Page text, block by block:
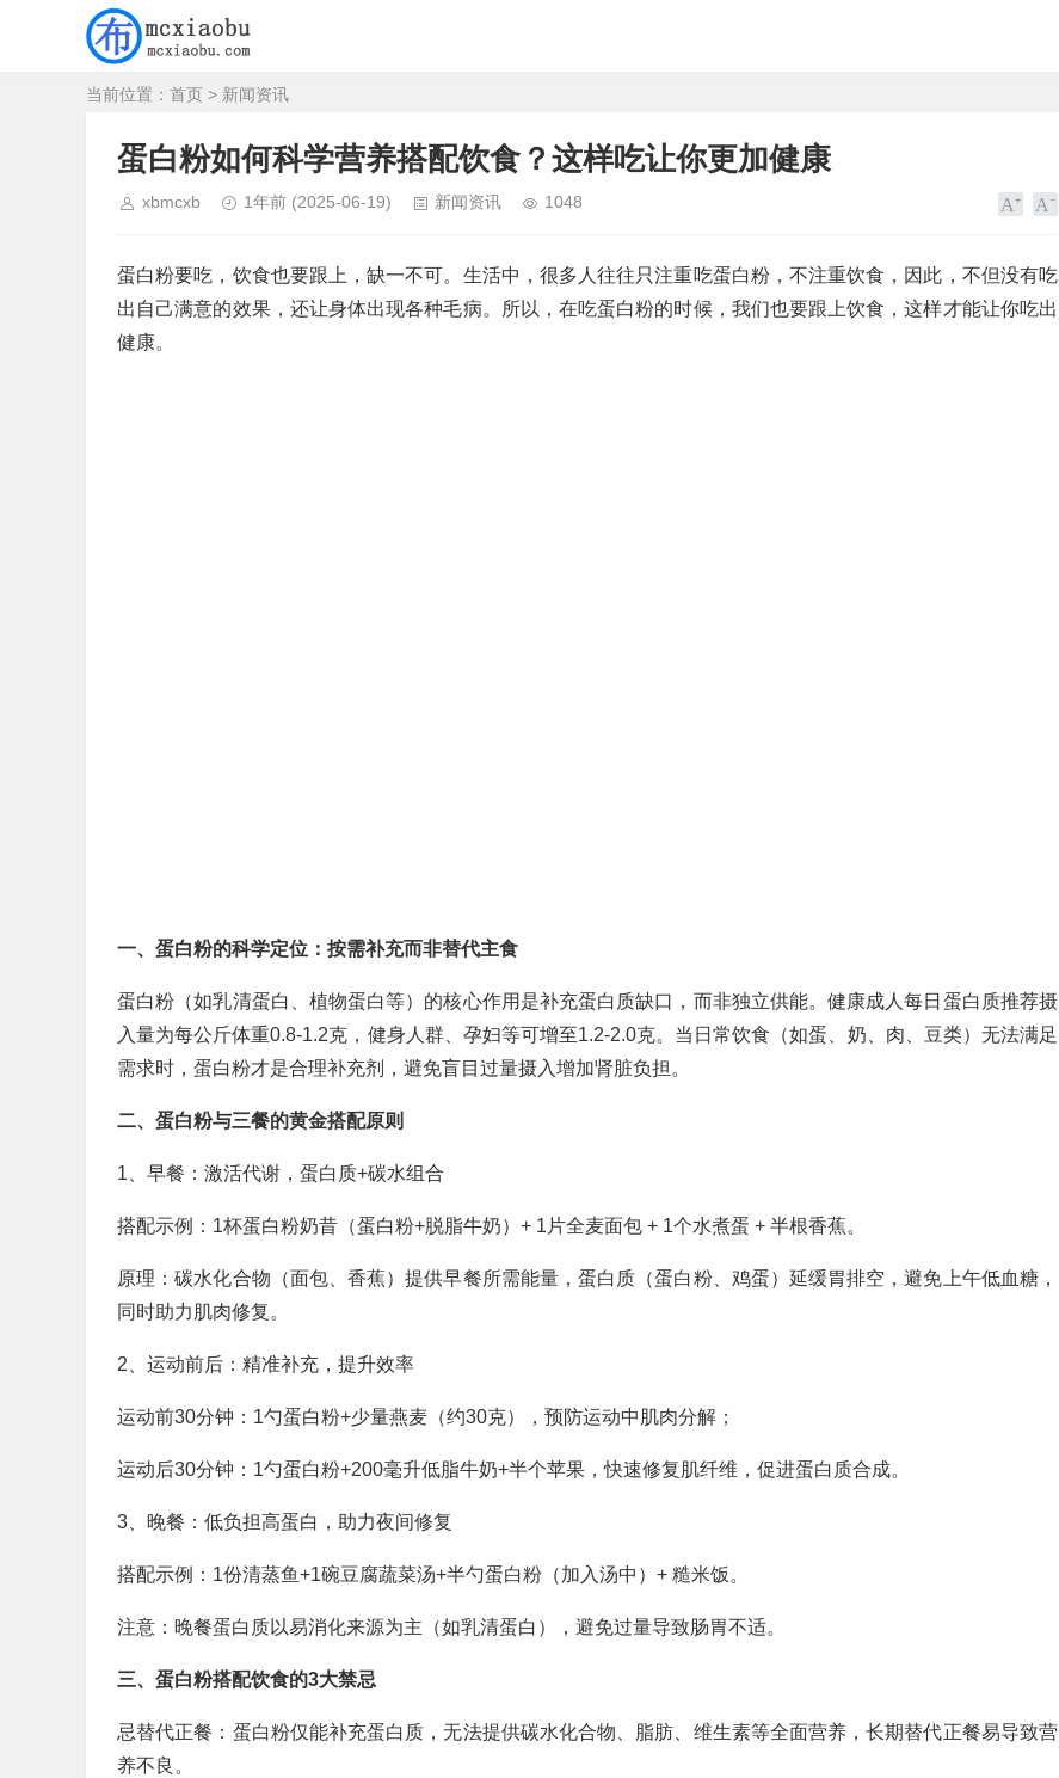
当前位置： 首页 > 新闻资讯
蛋白粉如何科学营养搭配饮食？这样吃让你更加健康
xbmcxb 1年前 (2025-06-19) 新闻资讯 1048
蛋白粉要吃，饮食也要跟上，缺一不可。生活中，很多人往往只注重吃蛋白粉，不注重饮食，因此，不但没有吃
出自己满意的效果，还让身体出现各种毛病。所以，在吃蛋白粉的时候，我们也要跟上饮食，这样才能让你吃出
健康。
一、蛋白粉的科学定位：按需补充而非替代主食
蛋白粉（如乳清蛋白、植物蛋白等）的核心作用是补充蛋白质缺口，而非独立供能。健康成人每日蛋白质推荐摄
入量为每公斤体重0.8-1.2克，健身人群、孕妇等可增至1.2-2.0克。当日常饮食（如蛋、奶、肉、豆类）无法满足
需求时，蛋白粉才是合理补充剂，避免盲目过量摄入增加肾脏负担。
二、蛋白粉与三餐的黄金搭配原则
1、早餐：激活代谢，蛋白质+碳水组合
搭配示例：1杯蛋白粉奶昔（蛋白粉+脱脂牛奶）+ 1片全麦面包 + 1个水煮蛋 + 半根香蕉。
原理：碳水化合物（面包、香蕉）提供早餐所需能量，蛋白质（蛋白粉、鸡蛋）延缓胃排空，避免上午低血糖，
同时助力肌肉修复。
2、运动前后：精准补充，提升效率
运动前30分钟：1勺蛋白粉+少量燕麦（约30克），预防运动中肌肉分解；
运动后30分钟：1勺蛋白粉+200毫升低脂牛奶+半个苹果，快速修复肌纤维，促进蛋白质合成。
3、晚餐：低负担高蛋白，助力夜间修复
搭配示例：1份清蒸鱼+1碗豆腐蔬菜汤+半勺蛋白粉（加入汤中）+ 糙米饭。
注意：晚餐蛋白质以易消化来源为主（如乳清蛋白），避免过量导致肠胃不适。
三、蛋白粉搭配饮食的3大禁忌
忌替代正餐：蛋白粉仅能补充蛋白质，无法提供碳水化合物、脂肪、维生素等全面营养，长期替代正餐易导致营
养不良。